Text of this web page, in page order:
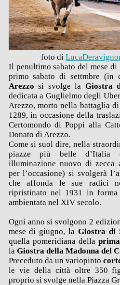
foto di
Il penultimo sabato del mese
primo sabato di settmbre (in
Arezzosi svolge la Giostra
dedicata a Guglielmo degli
Arezzo, morto nella battaglia
1289, in occasione della
Certomondo di Poppi alla
Donato di Arezzo.
Come si suol dire, nella
piazze più belle
illuminazione nuovo di zecca
per l’occasione) si svolgerà
che affonda le sue radici
ripristinato nel 1931 in
ambientata nel XIV secolo.
Ogni anno si svolgono 2
mese di giugno, laGiostra di
quella pomeridiana della
la Giostra della Madonna del
Preceduto da un variopinto
le vie della città oltre 350
proprio si svolge nella Piazza